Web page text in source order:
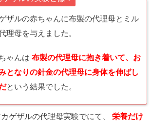
ザルの赤ちゃんに布製の代理母とミル
理母を与えました。
ゃんは 布製の代理母に抱き着いて、お
となりの針金の代理母に身体を伸ばし
という結果でした。
ゲザルの代理母実験でにて、
栄養だけ